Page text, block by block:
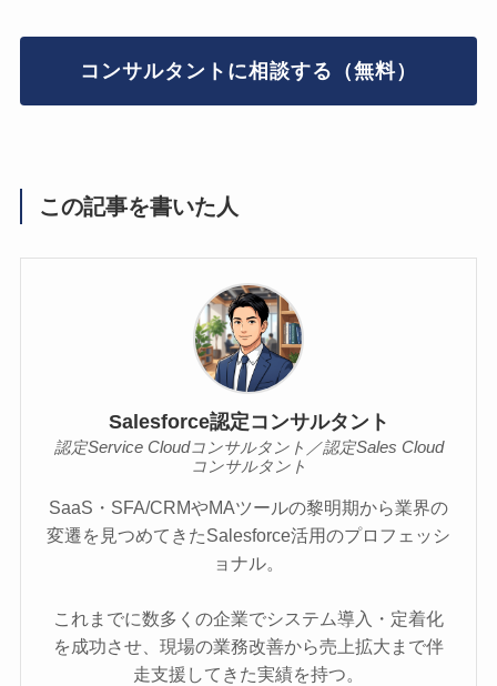
コンサルタントに相談する（無料）
この記事を書いた人
Salesforce認定コンサルタント
認定Service Cloudコンサルタント／認定Sales Cloud
コンサルタント
SaaS・SFA/CRMやMAツールの黎明期から業界の
変遷を見つめてきたSalesforce活用のプロフェッシ
ョナル。
これまでに数多くの企業でシステム導入・定着化
を成功させ、現場の業務改善から売上拡大まで伴
走支援してきた実績を持つ。